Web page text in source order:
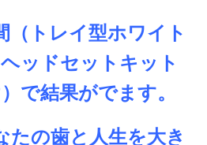
（トレイ型ホワイト
ッドセットキット
で結果がでます。
たの歯と人生を大き